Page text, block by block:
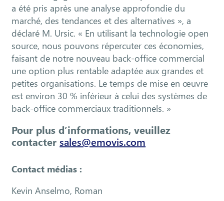
a été pris après une analyse approfondie du
marché, des tendances et des alternatives », a
déclaré M. Ursic. « En utilisant la technologie open
source, nous pouvons répercuter ces économies,
faisant de notre nouveau back-office commercial
une option plus rentable adaptée aux grandes et
petites organisations. Le temps de mise en œuvre
est environ 30 % inférieur à celui des systèmes de
back-office commerciaux traditionnels. »
Pour plus d’informations, veuillez
contactersales@emovis.com
Contact médias :
Kevin Anselmo, Roman